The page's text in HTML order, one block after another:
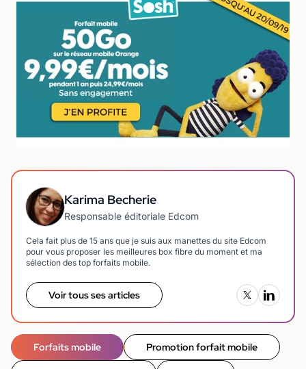
Karima Becherie
Responsable éditoriale Edcom
Cela fait plus de 15 ans que je suis aux manettes du site Edcom
pour vous proposer les meilleures box fibre du moment et ma
sélection des top forfaits mobile.
Voir tous ses articles
Forfaits mobile Promotion forfait mobile